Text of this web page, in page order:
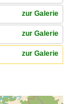
zur Galerie
zur Galerie
zur Galerie